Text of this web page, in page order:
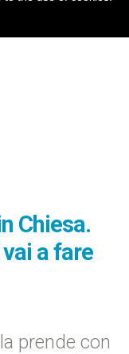
Chiesa.
a fare
prende con